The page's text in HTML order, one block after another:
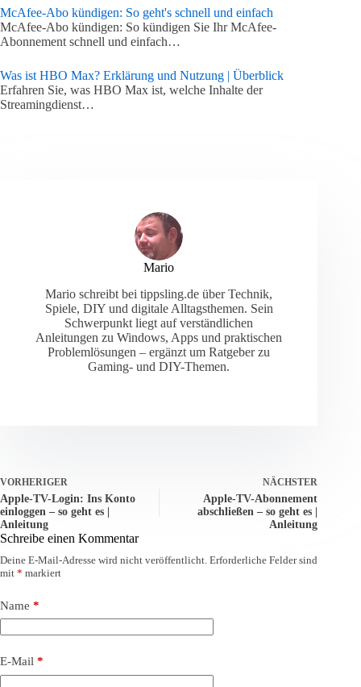
McAfee-Abo kündigen: So geht's schnell und einfach
McAfee-Abo kündigen: So kündigen Sie Ihr McAfee-
Abonnement schnell und einfach…
Was ist HBO Max? Erklärung und Nutzung | Überblick
Erfahren Sie, was HBO Max ist, welche Inhalte der
Streamingdienst…
Mario
Mario schreibt bei tippsling.de über Technik,
Spiele, DIY und digitale Alltagsthemen. Sein
Schwerpunkt liegt auf verständlichen
Anleitungen zu Windows, Apps und praktischen
Problemlösungen – ergänzt um Ratgeber zu
Gaming- und DIY-Themen.
VORHERIGER
Apple-TV-Login: Ins Konto
einloggen – so geht es |
Anleitung
NÄCHSTER
Apple-TV-Abonnement
abschließen – so geht es |
Anleitung
Schreibe einen Kommentar
Deine E-Mail-Adresse wird nicht veröffentlicht. Erforderliche Felder sind
mit * markiert
Name *
E-Mail *